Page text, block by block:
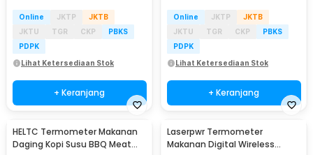
Online JKTP
JKTB
JKTU
TGR CKP
PBKS
PDPK
Lihat Ketersediaan Stok
+ Keranjang
Online JKTP
JKTB
JKTU
TGR CKP
PBKS
PDPK
Lihat Ketersediaan Stok
+ Keranjang
HELTC Termometer Makanan
Daging Kopi Susu BBQ Meat
Laserpwr Termometer
Makanan Digital Wireless